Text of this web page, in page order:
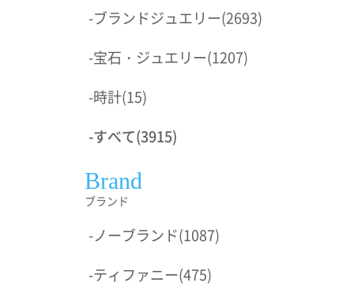
-ブランドジュエリー(2693)
-宝石・ジュエリー(1207)
-時計(15)
-すべて(3915)
Brand
ブランド
-ノーブランド(1087)
-ティファニー(475)